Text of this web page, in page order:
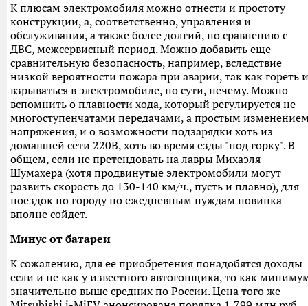
К плюсам электромобиля можно отнести и простоту
конструкции, а, соответственно, управления и
обслуживания, а также более долгий, по сравнению с
ДВС, межсервисный период. Можно добавить еще
сравнительную безопасность, например, вследствие
низкой вероятности пожара при аварии, так как гореть и
взрываться в электромобиле, по сути, нечему. Можно
вспомнить о плавности хода, который регулируется не
многоступенчатами передачами, а простым
напряжения, и о возможности подзарядки хоть из
домашней сети 220В, хоть во время езды "под горку". В
общем, если не претендовать на лавры Михаэля
Шумахера (хотя продвинутые электромобили могут
развить скорость до 130-140 км/ч., пусть и плавно), для
поездок по городу по ежедневным нуждам новинка
вполне сойдет.
Минус от батареи
К сожалению, для ее приобретения понадобятся доходы
если и не как у известного автогонщика, то как
значительно выше средних по России. Цена того же